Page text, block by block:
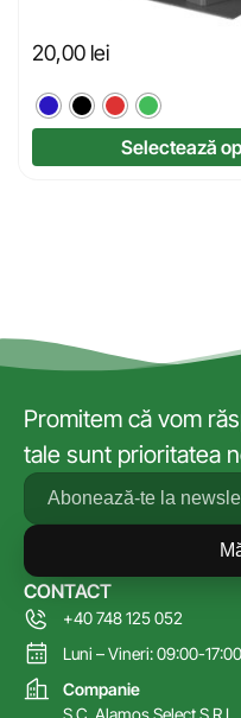
20,00 lei
Selectează
Promitem că vom
tale sunt prioritatea
CONTACT
+40 748 125 052
Luni – Vineri: 09:00-17:00
Companie
S.C. Alamos Select S.R.L.